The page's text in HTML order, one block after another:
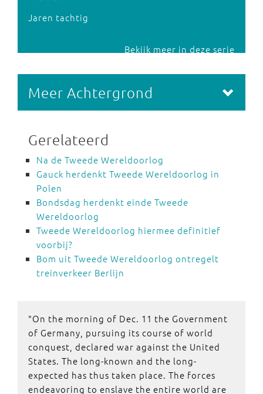
Jaren tachtig
Bekijk meer in deze serie
Meer Achtergrond
Gerelateerd
Na de Tweede Wereldoorlog
Gauck herdenkt Tweede Wereldoorlog in
Polen
Bondsdag herdenkt einde Tweede
Wereldoorlog
Tweede Wereldoorlog hiermee definitief
voorbij?
Bom uit Tweede Wereldoorlog ontregelt
treinverkeer Berlijn
"On the morning of Dec. 11 the Government
of Germany, pursuing its course of world
conquest, declared war against the United
States. The long-known and the long-
expected has thus taken place. The forces
endeavoring to enslave the entire world are